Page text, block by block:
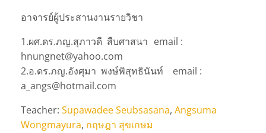
อาจารย์ผู้ประสานงานรายวิชา
1.ผศ.ดร.ภญ.สุภาวดี สืบศาสนา email :
hnungnet@yahoo.com
2.อ.ดร.ภญ.อังศุมา พงษ์พิสุทธินันท์
email :
a_angs@hotmail.com
Teacher: Supawadee Seubsasana, Angsuma
Wongmayura, กฤษฎา สุขเกษม